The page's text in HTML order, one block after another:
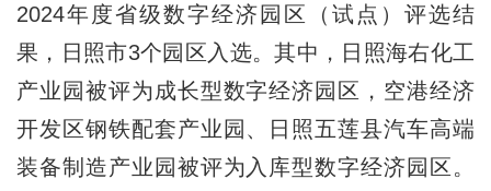
2024年度省级数字经济园区（试点）评选结
果，日照市3个园区入选。其中，日照海右化工
产业园被评为成长型数字经济园区，空港经济
开发区钢铁配套产业园、日照五莲县汽车高端
装备制造产业园被评为入库型数字经济园区。